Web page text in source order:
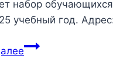
набор
учебный год.
Детская